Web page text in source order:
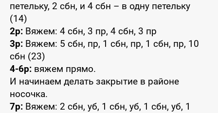
петельку, 2 сбн, и 4 сбн – в одну петельку
(14)
2р: Вяжем: 4 сбн, 3 пр, 4 сбн, 3 пр
3р: Вяжем: 5 сбн, пр, 1 сбн, пр, 1 сбн, пр, 10
сбн (23)
4-6р: вяжем прямо.
И начинаем делать закрытие в районе
носочка.
7р: Вяжем: 2 сбн, уб, 1 сбн, уб, 1 сбн, уб, 1